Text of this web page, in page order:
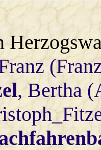
, Bertha